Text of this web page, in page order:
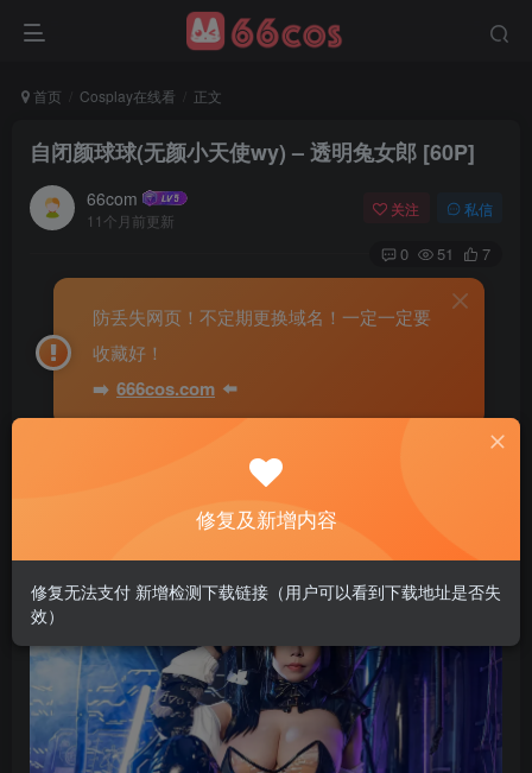
首页 Cosplay在线看 正文
自闭颜球球(无颜小天使wy) – 透明兔女郎 [60P]
66com
11个月前更新
关注 私信
0 51 7
防丢失网页！不定期更换域名！一定一定要
收藏好！
➡️ 666cos.com ⬅️
修复及新增内容
修复无法支付 新增检测下载链接（用户可以看到下载地址是否失
效）